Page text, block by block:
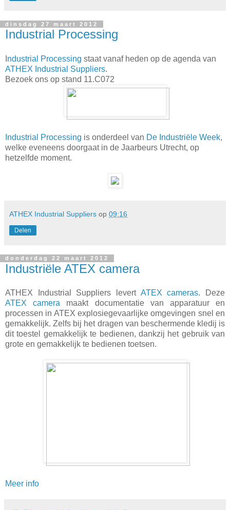
dinsdag 27 maart 2012
Industrial Processing
ndustrial Processing staat vanaf heden op de agenda van
ATHEX Industrial Suppliers.
Bezoek ons op stand 11.C072
Industrial Processing is onderdeel van De Industriële Week,
welke eveneens doorgaat in de Jaarbeurs Utrecht, op
hetzelfde moment.
ATHEX Industrial Suppliers op 09:16
Delen
donderdag 22 maart 2012
Industriële ATEX camera
ATHEX Industrial Suppliers levert ATEX cameras. Deze
ATEX camera maakt documentatie van apparatuur en
processen in ATEX explosiegevaarlijke omgevingen snel en
gemakkelijk. Zelfs bij het dragen van beschermende kledij is
dit toestel gemakkelijk te bedienen, dankzij het gebruik van
grote en gemakkelijk te bedienen toetsen.
Meer info